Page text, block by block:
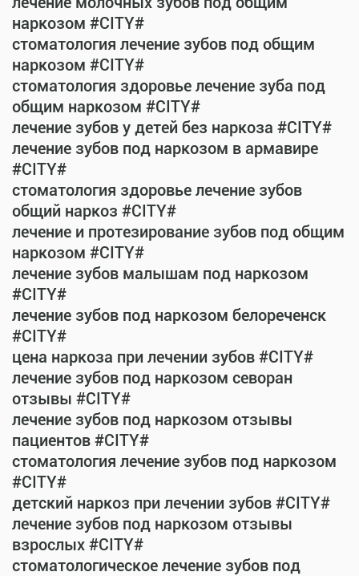
наркозом #CITY#
стоматология лечение зубов под общим
наркозом #CITY#
стоматология здоровье лечение зуба под
общим наркозом #CITY#
лечение зубов у детей без наркоза #CITY#
лечение зубов под наркозом в армавире
#CITY#
стоматология здоровье лечение зубов
общий наркоз #CITY#
лечение и протезирование зубов под общим
наркозом #CITY#
лечение зубов малышам под наркозом
#CITY#
лечение зубов под наркозом белореченск
#CITY#
цена наркоза при лечении зубов #CITY#
лечение зубов под наркозом севоран
отзывы #CITY#
лечение зубов под наркозом отзывы
пациентов #CITY#
стоматология лечение зубов под наркозом
#CITY#
детский наркоз при лечении зубов #CITY#
лечение зубов под наркозом отзывы
взрослых #CITY#
стоматологическое лечение зубов под